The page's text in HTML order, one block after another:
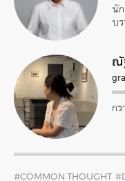
นั
บ
ณั
ก
#COMMON THOUGHT